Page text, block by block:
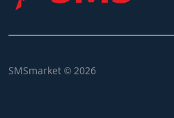
SMSmarket © 2026